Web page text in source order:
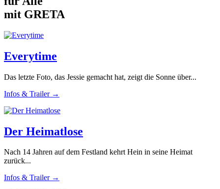
mit GRETA
Everytime
Das letzte Foto, das Jessie gemacht hat, zeigt die Sonne über...
Infos & Trailer →
Der Heimatlose
Nach 14 Jahren auf dem Festland kehrt Hein in seine Heimat
zurück...
Infos & Trailer →